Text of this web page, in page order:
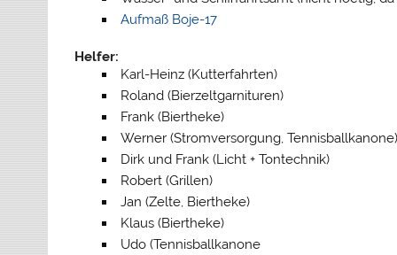
Aufmaß Boje-17
Helfer:
Karl-Heinz (Kutterfahrten)
Roland (Bierzeltgarnituren)
Frank (Biertheke)
Werner (Stromversorgung, Tennisballkanone)
Dirk und Frank (Licht + Tontechnik)
Robert (Grillen)
Jan (Zelte, Biertheke)
Klaus (Biertheke)
Udo (Tennisballkanone